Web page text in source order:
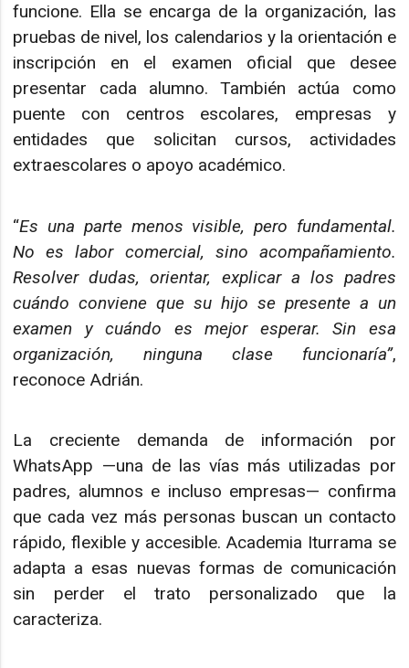
funcione. Ella se encarga de la organización, las
pruebas de nivel, los calendarios y la orientación e
inscripción en el examen oficial que desee
presentar cada alumno. También actúa como
puente con centros escolares, empresas y
entidades que solicitan cursos, actividades
extraescolares o apoyo académico.
“Es una parte menos visible, pero fundamental.
No es labor comercial, sino acompañamiento.
Resolver dudas, orientar, explicar a los padres
cuándo conviene que su hijo se presente a un
examen y cuándo es mejor esperar. Sin esa
organización, ninguna clase funcionaría”,
reconoce Adrián.
La creciente demanda de información por
WhatsApp —una de las vías más utilizadas por
padres, alumnos e incluso empresas— confirma
que cada vez más personas buscan un contacto
rápido, flexible y accesible. Academia Iturrama se
adapta a esas nuevas formas de comunicación
sin perder el trato personalizado que la
caracteriza.